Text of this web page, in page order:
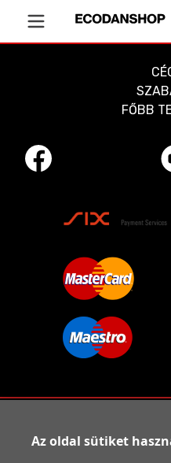
Az oldal sütiket
Vissza a főoldalra
FŐBB
Adatkezelési tájékoztató